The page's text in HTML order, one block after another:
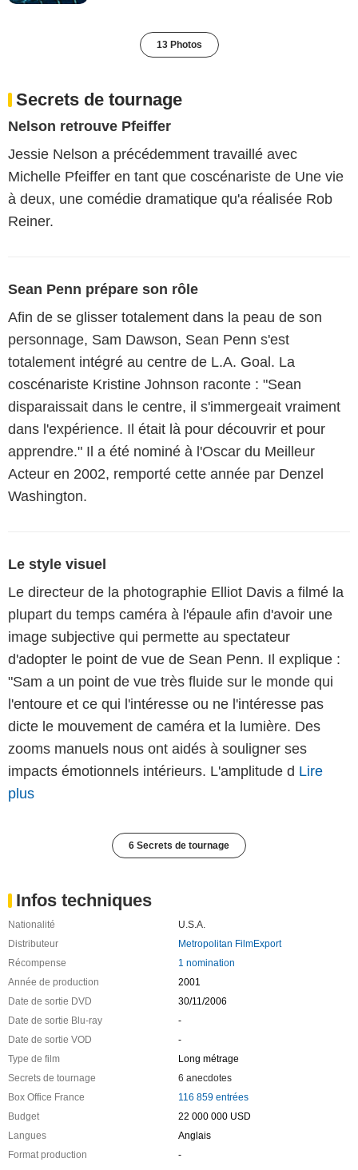
13 Photos
Secrets de tournage
Nelson retrouve Pfeiffer
Jessie Nelson a précédemment travaillé avec
Michelle Pfeiffer en tant que coscénariste de Une vie
à deux, une comédie dramatique qu'a réalisée Rob
Reiner.
Sean Penn prépare son rôle
Afin de se glisser totalement dans la peau de son
personnage, Sam Dawson, Sean Penn s'est
totalement intégré au centre de L.A. Goal. La
coscénariste Kristine Johnson raconte : "Sean
disparaissait dans le centre, il s'immergeait vraiment
dans l'expérience. Il était là pour découvrir et pour
apprendre." Il a été nominé à l'Oscar du Meilleur
Acteur en 2002, remporté cette année par Denzel
Washington.
Le style visuel
Le directeur de la photographie Elliot Davis a filmé la
plupart du temps caméra à l'épaule afin d'avoir une
image subjective qui permette au spectateur
d'adopter le point de vue de Sean Penn. Il explique :
"Sam a un point de vue très fluide sur le monde qui
l'entoure et ce qui l'intéresse ou ne l'intéresse pas
dicte le mouvement de caméra et la lumière. Des
zooms manuels nous ont aidés à souligner ses
impacts émotionnels intérieurs. L'amplitude d Lire
plus
6 Secrets de tournage
Infos techniques
Nationalité
U.S.A.
Distributeur
Metropolitan FilmExport
Récompense
1 nomination
Année de production
2001
Date de sortie DVD
30/11/2006
Date de sortie Blu-ray
-
Date de sortie VOD
-
Type de film
Long métrage
Secrets de tournage
6 anecdotes
Box Office France
116 859 entrées
Budget
22 000 000 USD
Langues
Anglais
Format production
-